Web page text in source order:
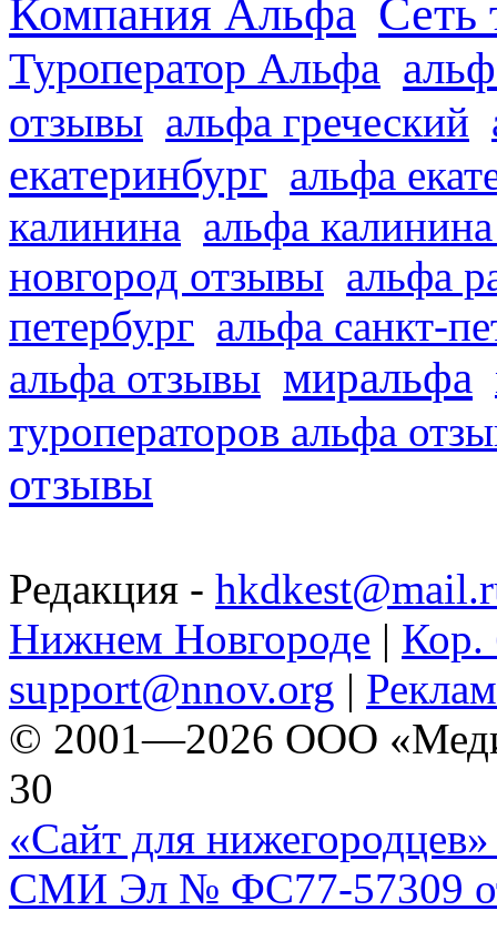
Компания Альфа Сеть
Туроператор Альфа
отзывы альфа греческий
екатеринбург альфа
калинина альфа
новгород отзывы альфа
петербург альфа санкт-
альфа отзывы миральфа
туроператоров альфа
отзывы
Редакция -
Нижнем Новгороде | Кор.
support@nnov.org |
© 2001—2026 ООО
30
«Сайт для нижегородцев»
СМИ Эл № ФС77-57309